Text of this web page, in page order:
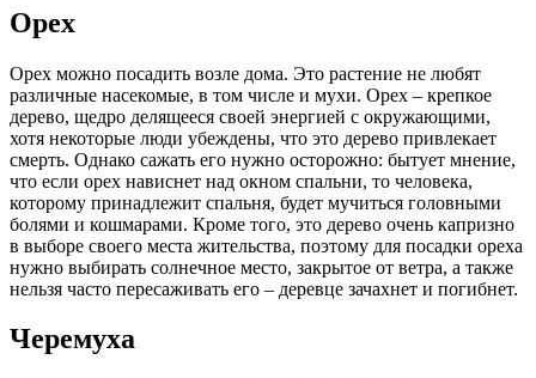
Орех
Орех можно посадить возле дома. Это растение не любят
различные насекомые, в том числе и мухи. Орех – крепкое
дерево, щедро делящееся своей энергией с окружающими,
хотя некоторые люди убеждены, что это дерево привлекает
смерть. Однако сажать его нужно осторожно: бытует мнение,
что если орех нависнет над окном спальни, то человека,
которому принадлежит спальня, будет мучиться головными
болями и кошмарами. Кроме того, это дерево очень капризно
в выборе своего места жительства, поэтому для посадки ореха
нужно выбирать солнечное место, закрытое от ветра, а также
нельзя часто пересаживать его – деревце зачахнет и погибнет.
Черемуха